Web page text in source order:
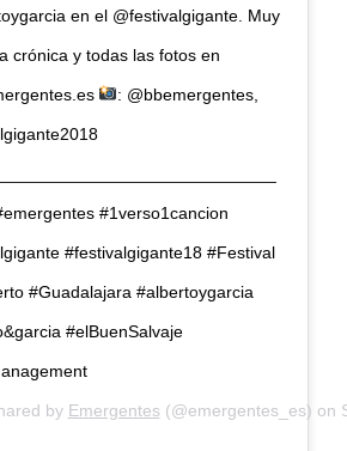
en el @festivalgigante. Muy
crónica y todas las fotos en
: @bbemergentes,
#1verso1cancion
#festivalgigante18 #Festival
#Guadalajara #albertoygarcia
#elBuenSalvaje
by Emergentes (@emergentes_es) on